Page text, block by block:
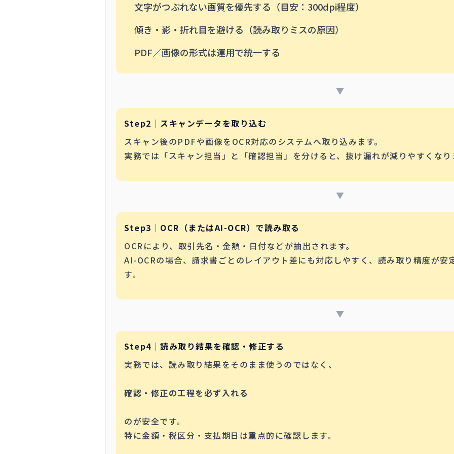
文字がつぶれない画質を優先する（目安：300dpi程度）
傾き・影・折れ目を避ける（読み取りミスの原因）
PDF／画像の形式は運用で統一する
▼
Step2｜スキャンデータを取り込む
スキャン後のPDFや画像をOCR対応のシステムへ取り込みます。
実務では「スキャン担当」と「確認担当」を分けると、抜け漏れが減りやすくなり
▼
Step3｜OCR（またはAI-OCR）で読み取る
OCRにより、取引先名・金額・日付などが抽出されます。
AI-OCRの場合、請求書ごとのレイアウト差にも対応しやすく、読み取り精度が安
す。
▼
Step4｜読み取り結果を確認・修正する
実務では、読み取り結果をそのまま使うのではなく、
確認・修正の工程を必ず入れる
のが安全です。
特に金額・税区分・支払期日は重点的に確認します。